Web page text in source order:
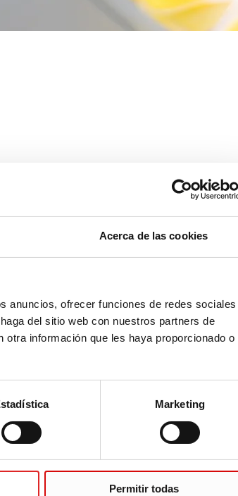
Acerca de las cookies
anuncios, ofrecer funciones de redes sociales
del sitio web con nuestros partners de
información que les haya proporcionado o
Marketing
Permitir todas